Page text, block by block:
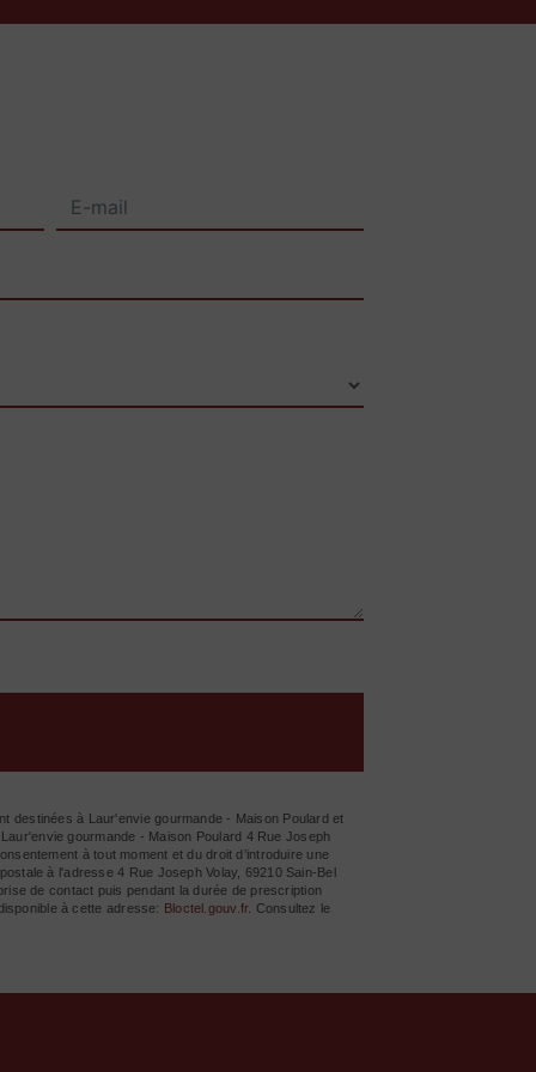
destinées à Laur'envie gourmande - Maison Poulard et
gourmande - Maison Poulard 4 Rue Joseph
à tout moment et du droit d’introduire une
à l'adresse 4 Rue Joseph Volay, 69210 Sain-Bel
de contact puis pendant la durée de prescription
à cette adresse: Bloctel.gouv.fr. Consultez le